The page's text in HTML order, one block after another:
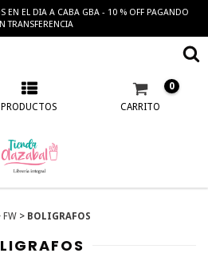
EN EL DIA A CABA GBA - 10 % OFF PAGANDO
TRANSFERENCIA
PRODUCTOS CARRITO
0
FW > BOLIGRAFOS